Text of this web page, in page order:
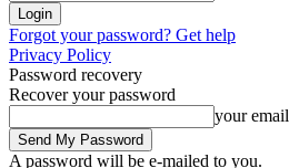
Forgot your password? Get help
Privacy Policy
Password recovery
Recover your password
your email
A password will be e-mailed to you.